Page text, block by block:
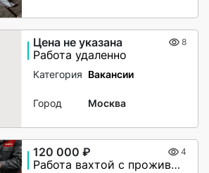
Цена не указана 8
Работа удаленно
Категория Вакансии
Город Москва
120 000 ₽ 4
Работа вахтой с проживанием для женщин, для мужчин